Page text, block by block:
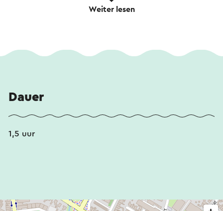
Kirchengebäudes zugute
Basilika, Oude Markt 3.
uns bitte unter der unten angegebenen E-Mail-
Mail:guided tour.basilica@rk-kerken-sittard.nl.
Oder 046 – 4515141 (geöffnet von Dienstag bis
besucht werden, wenn sie nicht für die
Weiter lesen
Dauer
1,5 uur